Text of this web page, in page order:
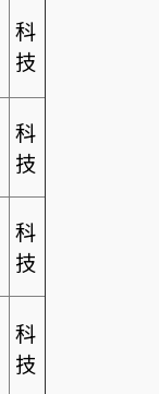
科
技
科
技
科
技
科
技